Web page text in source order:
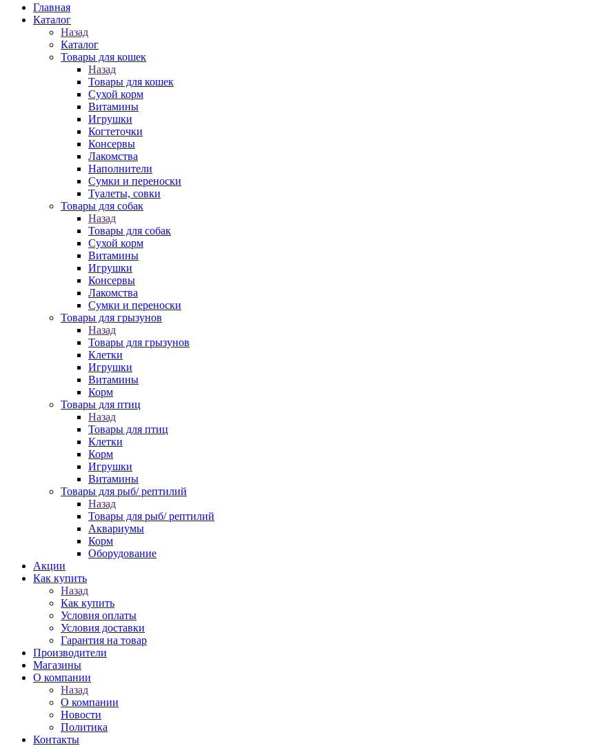
Главная
Каталог
Назад
Каталог
Товары для кошек
Назад
Товары для кошек
Cухой корм
Витамины
Игрушки
Когтеточки
Консервы
Лакомства
Наполнители
Сумки и переноски
Туалеты, совки
Товары для собак
Назад
Товары для собак
Cухой корм
Витамины
Игрушки
Консервы
Лакомства
Сумки и переноски
Товары для грызунов
Назад
Товары для грызунов
Клетки
Игрушки
Витамины
Корм
Товары для птиц
Назад
Товары для птиц
Клетки
Корм
Игрушки
Витамины
Товары для рыб/ рептилий
Назад
Товары для рыб/ рептилий
Аквариумы
Корм
Оборудование
Акции
Как купить
Назад
Как купить
Условия оплаты
Условия доставки
Гарантия на товар
Производители
Магазины
О компании
Назад
О компании
Новости
Политика
Контакты